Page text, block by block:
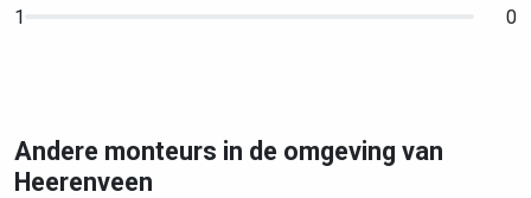
1
0
Andere monteurs in de omgeving van
Heerenveen